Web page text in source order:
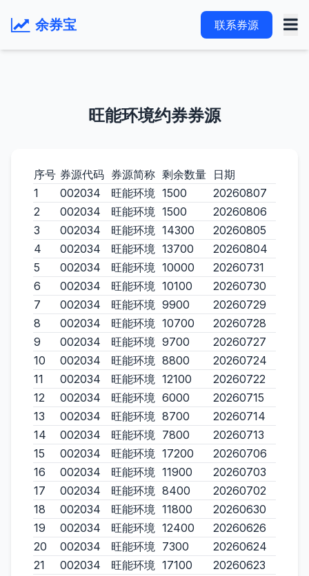
余券宝 联系券源
旺能环境约券券源
序号 券源代码 券源简称 剩余数量 日期
1
002034 旺能环境 1500
20260807
2
002034 旺能环境 1500
20260806
3
002034 旺能环境 14300
20260805
4
002034 旺能环境 13700
20260804
5
002034 旺能环境 10000
20260731
6
002034 旺能环境 10100
20260730
7
002034 旺能环境 9900
20260729
8
002034 旺能环境 10700
20260728
9
002034 旺能环境 9700
20260727
10
002034 旺能环境 8800
20260724
11
002034 旺能环境 12100
20260722
12
002034 旺能环境 6000
20260715
13
002034 旺能环境 8700
20260714
14
002034 旺能环境 7800
20260713
15
002034 旺能环境 17200
20260706
16
002034 旺能环境 11900
20260703
17
002034 旺能环境 8400
20260702
18
002034 旺能环境 11800
20260630
19
002034 旺能环境 12400
20260626
20
002034 旺能环境 7300
20260624
21
002034 旺能环境 17100
20260623